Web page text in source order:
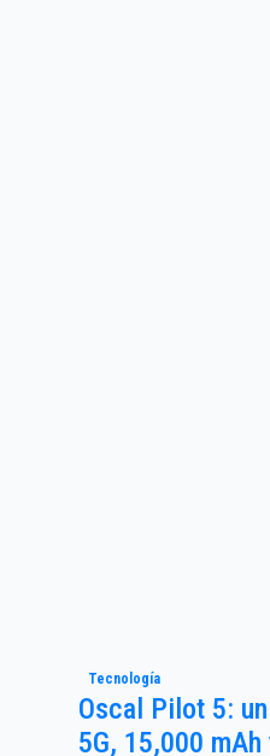
Tecnología
Oscal Pilot 5:
5G, 15,000